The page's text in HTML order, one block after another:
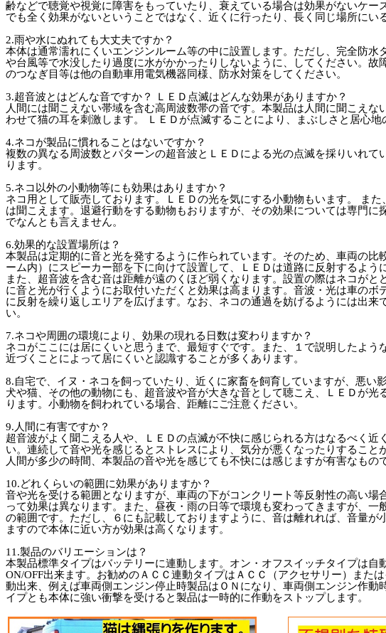
齢などで聴覚や視覚に障害をもっていたり、衰えている場合は効果がないケー
でも全く効果がないということではなく、近くに行ったり、長く同じ場所にい
2.雨や水にぬれても大丈夫ですか？
本体は通常濡れにくいエンジンルーム等の中に設置します。ただし、完全防水
や台風等で水没したり過度に水がかかったりしないように、してください。故
のつなぎ目等は他の自動車用電気機器同様、防水対策をしてください。
3.超音波とはどんな音ですか？ ＬＥＤ点滅はどんな効果がありますか？
人間には聞こえない帯域を含む高周波数帯の音です。本製品は人間に聞こえな
わせて猫の耳を刺激します。 ＬＥＤが点滅することにより、まぶしさと居心地
4.ネコが製品に慣れることはないですか？
複数の異なる周波数とパターンの超音波とＬＥＤによる光の点滅を採りいれて
ります。
5.ネコ以外の小動物等にも効果はありますか？
ネコ用として販売しております。ＬＥＤの光を気にする小動物もいます。 ま
は聞こえます。退避行動をする動物もおりますが、その効果については専門に
でなんとも言えません。
6.効果的な設置場所は？
本製品は定期的に音と光を発するように作られています。そのため、車両の比
ーム内）にスピーカー部を下に向けて設置して、ＬＥＤは道路に反射するよう
また、超音波を含む音は距離が遠のくほど弱くなります。設置の際はネコがと
に音と光が行くようにお取付いただくと効果は高まります。音波・光は車のボ
に反射を繰り返しエリアを広げます。なお、ネコの通過を妨げるようには出来
い。
7.ネコや周囲の環境により、効果の現れる日数は変わりますか？
ネコがここには居にくいと思うまで、最短すぐです。また、１で説明したよう
近づくことによって居にくいと認識することが多くあります。
8.自宅で、イヌ・ネコを飼っていたり、近くに家畜を飼育していますが、悪い
犬や猫、その他の動物にも、超音波や音が大きな音として聴こえ、ＬＥＤが光
ります。小動物を飼われている場合、距離にご注意ください。
9.人間に有害ですか？
超音波がよく聞こえる人や、ＬＥＤの点滅が不快に感じられる方はなるべく近
い。連続して音や光を感じるとストレスにより、気分が悪くなったりするこ
人間が多少の時間、本製品の音や光を感じても不快には感じますが有害なもの
10.どれくらいの範囲に効果がありますか？
音や光を受ける範囲となりますが、車両の下がコンクリート等反射性の高い場
って効果は異なります。また、昼夜・雨の日等で環境も変わってきますが、一
の範囲です。ただし、６にも記載しておりますように、音は離れれば、音量が
ますので本体に近い方が効果は高くなります。
11.製品のバリエーションは？
本製品標準タイプはバッテリーに連動します。オン・オフスイッチタイプは自
ON/OFF出来ます。お勧めのＡＣＣ連動タイプはＡＣＣ（アクセサリー）また
動出来、例えば車両側エンジン停止時製品はＯＮになり、車両側エンジン作動
イプとも本体に強い衝撃を受けると製品は一時的に作動をストップします。